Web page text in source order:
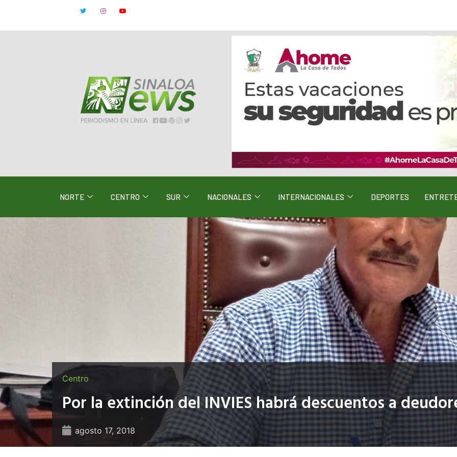
NORTE CENTRO SUR NACIONALES INTERNACIONALES DEPORTES
Centro
Por la extinción del INVIES habrá descuentos a
agosto 17, 2018